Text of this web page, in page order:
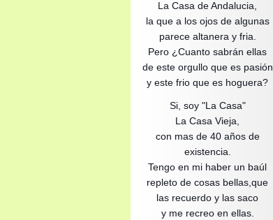
La Casa de Andalucia,
la que a los ojos de algunas
parece altanera y fria.
Pero ¿Cuanto sabrán ellas
de este orgullo que es pasión
y este frio que es hoguera?
Si, soy "La Casa"
La Casa Vieja,
con mas de 40 años de
existencia.
Tengo en mi haber un baúl
repleto de cosas bellas,que
las recuerdo y las saco
y me recreo en ellas.